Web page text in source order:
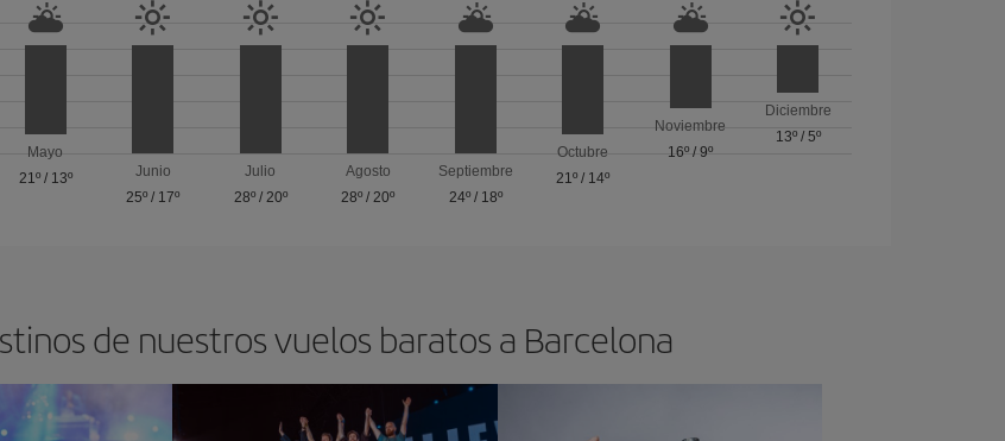
Mayo
21º/ 13º
Junio
25º / 17º
Julio
28º/ 20º
Agosto
28º /20º
Septiembre
24º/ 18º
Octubre
21º / 14º
Noviembre
16º /9º
Diciembre
13º/ 5º
de nuestros vuelos baratos a Barcelona